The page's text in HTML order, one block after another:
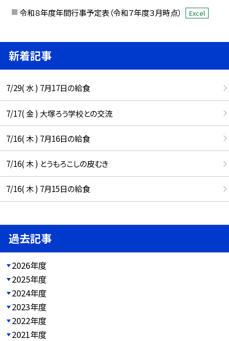
令和８年度年間行事予定表（令和７年度３月時点） Excel
新着記事
7/29( 水 ) 7月17日の給食
7/17( 金 ) 大塚ろう学校との交流
7/16( 木 ) 7月16日の給食
7/16( 木 ) とうもろこしの皮むき
7/16( 木 ) 7月15日の給食
過去記事
2026年度
2025年度
2024年度
2023年度
2022年度
2021年度